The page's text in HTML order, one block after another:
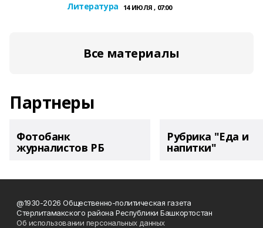
Литература 14 ИЮЛЯ , 07:00
Все материалы
Партнеры
Фотобанк
журналистов РБ
Рубрика "Еда и
напитки"
@1930-2026 Общественно-политическая газета
Стерлитамакского района Республики Башкортостан
Об использовании персональных данных